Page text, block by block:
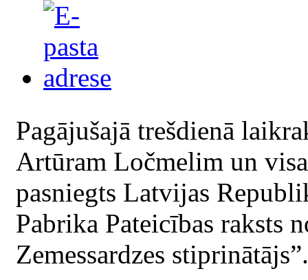
Pagājušajā trešdienā
Artūram Ločmelim un
pasniegts Latvijas
Pabrika Pateicības raksts
Zemessardzes stiprinātājs”.